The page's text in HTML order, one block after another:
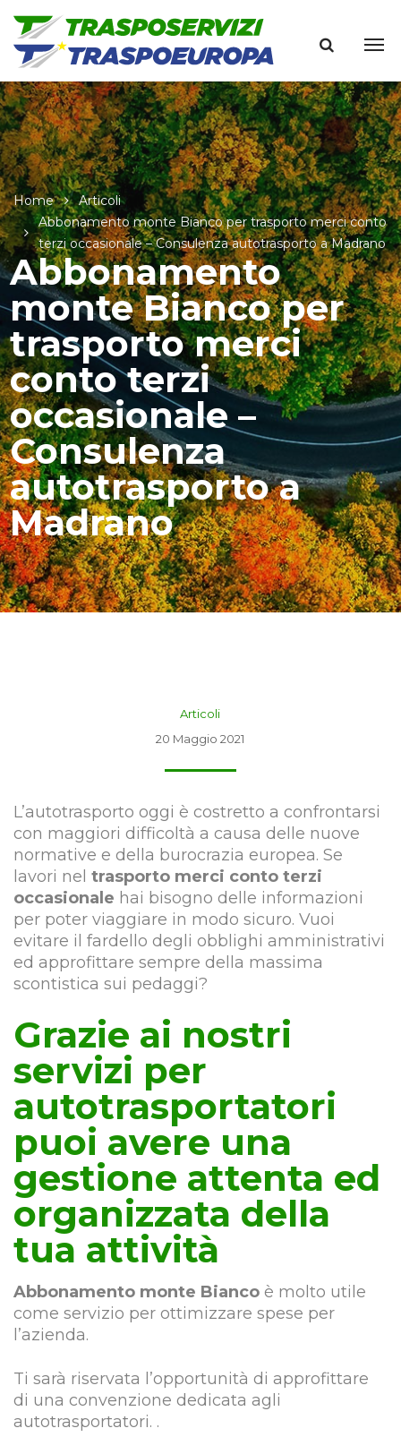
Home
Articoli
Abbonamento monte Bianco per trasporto merci conto
terzi occasionale – Consulenza autotrasporto a Madrano
Abbonamento
monte Bianco per
trasporto merci
conto terzi
occasionale –
Consulenza
autotrasporto a
Madrano
Articoli
20 Maggio 2021
L’autotrasporto oggi è costretto a confrontarsi
con maggiori difficoltà a causa delle nuove
normative e della burocrazia europea. Se
lavori nel trasporto merci conto terzi
occasionale hai bisogno delle informazioni
per poter viaggiare in modo sicuro. Vuoi
evitare il fardello degli obblighi amministrativi
ed approfittare sempre della massima
scontistica sui pedaggi?
Grazie ai nostri
servizi per
autotrasportatori
puoi avere una
gestione attenta ed
organizzata della
tua attività
Abbonamento monte Bianco è molto utile
come servizio per ottimizzare spese per
l’azienda.
Ti sarà riservata l’opportunità di approfittare
di una convenzione dedicata agli
autotrasportatori. .